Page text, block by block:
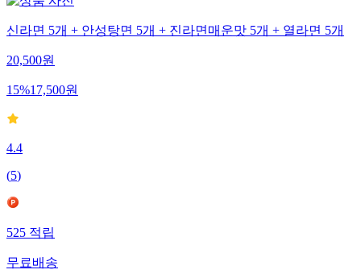
신라면 5개 + 안성탕면 5개 + 진라면매운맛 5개 + 열라면 5개
20,500원
15%17,500원
4.4
(5)
525적립
무료배송